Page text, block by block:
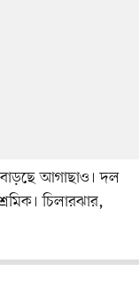
আগাছাও। দল
চিলারঝার,